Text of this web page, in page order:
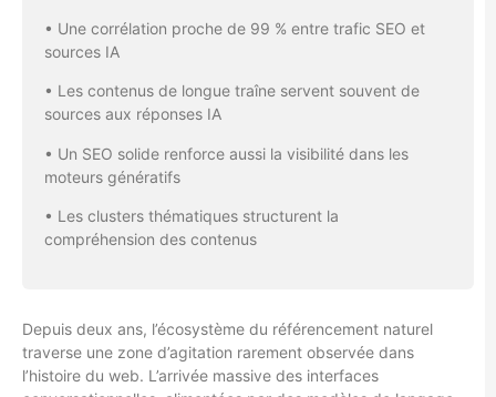
• Une corrélation proche de 99 % entre trafic SEO et
sources IA
• Les contenus de longue traîne servent souvent de
sources aux réponses IA
• Un SEO solide renforce aussi la visibilité dans les
moteurs génératifs
• Les clusters thématiques structurent la
compréhension des contenus
Depuis deux ans, l’écosystème du référencement naturel
traverse une zone d’agitation rarement observée dans
l’histoire du web. L’arrivée massive des interfaces